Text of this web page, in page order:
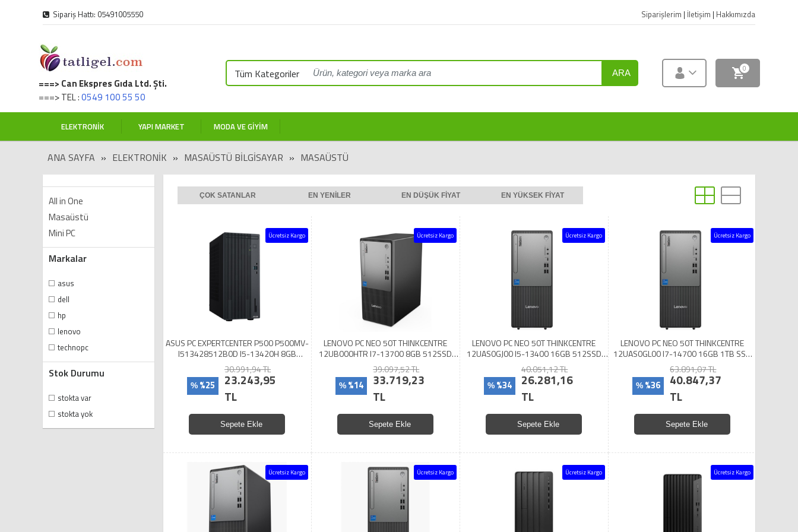
Sipariş Hattı: 05491005550 Siparişlerim | İletişim | Hakkımızda
===> Can Ekspres Gıda Ltd. Şti.
===> TEL :0549 100 55 50
Tüm Kategoriler ARA 0
ELEKTRONIK YAPI MARKET MODA VE GIYIM
ANA SAYFA » ELEKTRONIK » MASAÜSTÜ BILGISAYAR » MASAÜSTÜ
All in One
Masaüstü
Mini PC
Markalar
asus
dell
hp
lenovo
technopc
Stok Durumu
stokta var
stokta yok
ÇOK SATANLAR EN YENILER EN DÜŞÜK FIYAT EN YÜKSEK FIYAT
Ücretsiz Kargo
ASUS PC EXPERTCENTER P500 P500MV-
I513428512B0D I5-13420H 8GB
512SSD DOS
% %25
30.991,94 TL
23.243,95
TL
Sepete Ekle
Ücretsiz Kargo
LENOVO PC NEO 50T THINKCENTRE
12UB000HTR I7-13700 8GB 512SSD
UHD 770 DOS
% %14
39.097,52 TL
33.719,23
TL
Sepete Ekle
Ücretsiz Kargo
LENOVO PC NEO 50T THINKCENTRE
12UAS0GJ00 I5-13400 16GB 512SSD
DOS
% %34
40.051,12 TL
26.281,16
TL
Sepete Ekle
Ücretsiz Kargo
LENOVO PC NEO 50T THINKCENTRE
12UAS0GL00 I7-14700 16GB 1TB SSD
DOS
% %36
63.891,07 TL
40.847,37
TL
Sepete Ekle
Ücretsiz Kargo Ücretsiz Kargo Ücretsiz Kargo Ücretsiz Kargo